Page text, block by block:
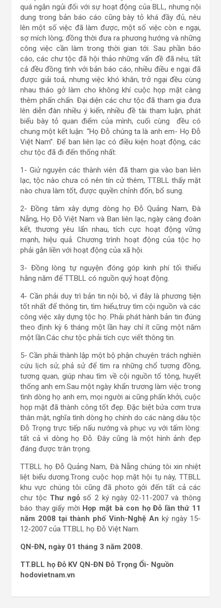
quá ngắn ngủi đối với sự hoạt động của BLL, nhưng nội
dung trong bản báo cáo cũng bày tỏ khá đầy đủ, nêu
lên một số việc đã làm được, một số việc còn e ngại,
sợ mích lòng; đồng thời đưa ra phương hướng và những
công việc cần làm trong thời gian tới. Sau phần báo
cáo, các chư tộc đã hội thảo những vấn đề đã nêu, tất
cả đều đồng tình với bản báo cáo, nhiều điều e ngại đã
được giải toả, nhưng việc khó khăn, trở ngại đều cùng
nhau tháo gở làm cho không khí cuộc họp mặt càng
thêm phấn chấn. Đại diện các chư tộc đã tham gia đưa
lên diễn đàn nhiều ý kiến, nhiều đề tài tham luận, phát
biểu bày tỏ quan điểm của mình, cuối cùng đều có
chung một kết luận: “Họ Đỗ chúng ta là anh em- Họ Đỗ
Việt Nam”. Để ban liên lạc có điều kiện hoạt động, các
chư tộc đã đi đến thống nhất:
1- Giử nguyên các thành viên đã tham gia vào ban liên
lạc, tộc nào chưa có nên tín cử thêm, TT.BLL thấy mặt
nào chưa làm tốt, được quyền chỉnh đốn, bổ sung.
2- Đồng tâm xây dựng dòng họ Đỗ Quảng Nam, Đà
Nẵng, Họ Đỗ Việt Nam và Ban liên lạc, ngày càng đoàn
kết, thương yêu lẩn nhau, tích cực hoạt động vững
mạnh, hiệu quả. Chương trình hoạt động của tộc họ
phải gắn liền với hoạt động của xã hội.
3- Đồng lòng tự nguyện đóng góp kinh phí tối thiểu
hằng năm để TT.BLL có nguồn quỷ hoạt động.
4- Cần phải duy trì bản tin nội bộ, vì đây là phương tiện
tốt nhất để thông tin, tìm hiểu,truy tìm cội nguồn và các
công việc xây dựng tộc họ. Phải phát hành bản tin đúng
theo định kỳ 6 tháng một lần hay chí ít cũng một năm
một lần.Các chư tộc phải tích cực viết thông tin.
5- Cần phải thành lập một bộ phận chuyên trách nghiên
cứu lịch sử, phả sử để tìm ra những chổ tương đồng,
tương quan, giúp nhau tìm về cội nguồn tổ tông, huyết
thống anh em.Sau một ngày khẩn trương làm việc trong
tình dòng họ anh em, mọi người ai cũng phấn khởi, cuộc
họp mặt đã thành công tốt đẹp. Đặc biệt bửa cơm trưa
thân mật, nghĩa tình dòng họ chính do các nàng dâu tộc
Đỗ Trọng trực tiếp nấu nướng và phục vụ với tấm lòng:
tất cả vì dòng họ Đỗ. Đây cũng là một hình ảnh đẹp
đáng được trân trọng.
TT.BLL họ Đỗ Quảng Nam, Đà Nẵng chúng tôi xin nhiệt
liệt biểu dương.Trong cuộc họp mặt hội tụ này, TT.BLL
khu vực chúng tôi cũng đã photo gởi đến tất cả các
chư tộc Thư ngỏsố 2 ký ngày 02-11-2007 và thông
báo thay giấy mời Họp mặt bà con họ Đỗ lần thứ 11
năm 2008 tại thành phố Vinh-Nghệ An ký ngày 15-
12-2007 của TT.BLL họ Đỗ Việt Nam.
QN-ĐN, ngày 01 tháng 3 năm 2008.
TT.BLL họ Đỗ KV QN-ĐN Đỗ Trọng Ổi- Nguồn
hodovietnam.vn